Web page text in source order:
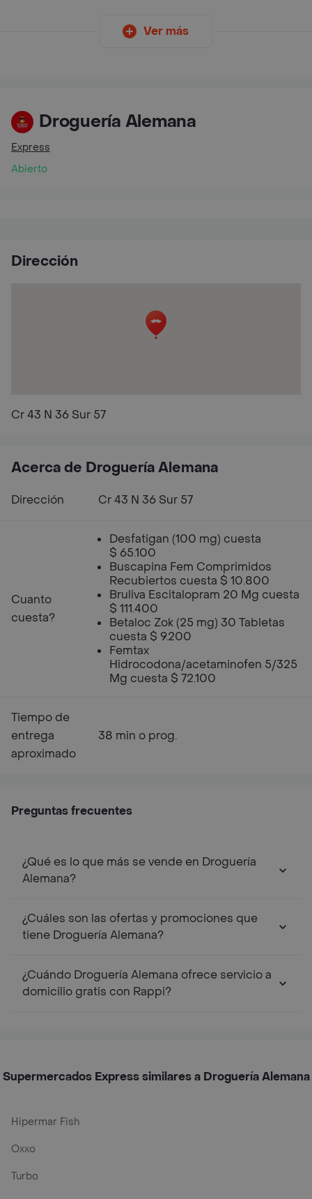
Ver más
Droguería Alemana
Express
Abierto
Dirección
Cr 43 N 36 Sur 57
Acerca de Droguería Alemana
Dirección Cr 43 N 36 Sur 57
Cuanto
cuesta?
Desfatigan (100 mg) cuesta
$ 65.100
Buscapina Fem Comprimidos
Recubiertos cuesta $ 10.800
Bruliva Escitalopram 20 Mg cuesta
$ 111.400
Betaloc Zok (25 mg) 30 Tabletas
cuesta $ 9.200
Femtax
Hidrocodona/acetaminofen 5/325
Mg cuesta $ 72.100
Tiempo de
entrega
aproximado
38 min o prog.
Preguntas frecuentes
¿Qué es lo que más se vende en Droguería
Alemana?
¿Cuáles son las ofertas y promociones que
tiene Droguería Alemana?
¿Cuándo Droguería Alemana ofrece servicio a
domicilio gratis con Rappi?
Supermercados Express similares a Droguería Alemana
Hipermar Fish
Oxxo
Turbo